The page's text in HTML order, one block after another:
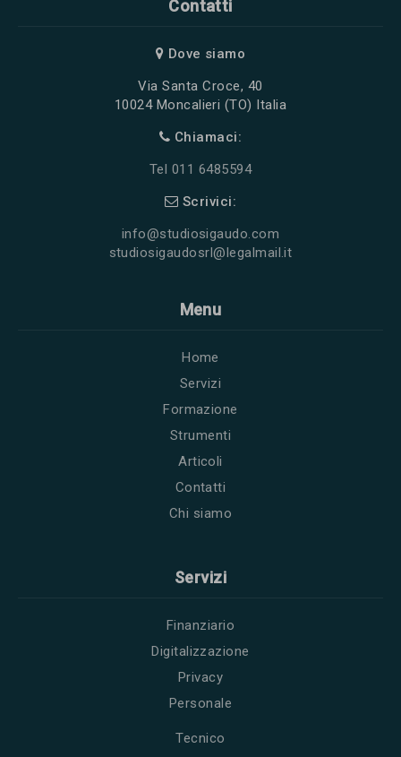
Contatti
Dove siamo
Via Santa Croce, 40
10024 Moncalieri (TO) Italia
Chiamaci:
Tel 011 6485594
Scrivici:
info@studiosigaudo.com
studiosigaudosrl@legalmail.it
Menu
Home
Servizi
Formazione
Strumenti
Articoli
Contatti
Chi siamo
Servizi
Finanziario
Digitalizzazione
Privacy
Personale
Tecnico